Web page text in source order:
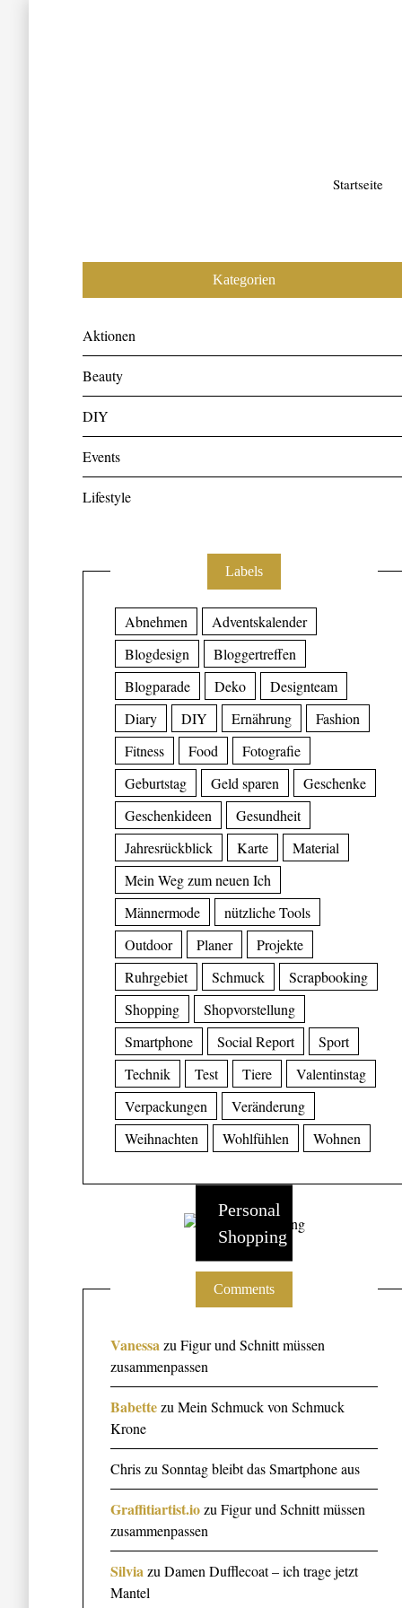
Startseite
Kategorien
Aktionen
Beauty
DIY
Events
Lifestyle
Labels
Abnehmen
Adventskalender
Blogdesign
Bloggertreffen
Blogparade
Deko
Designteam
Diary
DIY Ernährung
Fashion
Fitness
Food
Fotografie
Geburtstag
Geld sparen
Geschenke
Geschenkideen
Gesundheit
Jahresrückblick
Karte
Material
Mein Weg zum neuen Ich
Männermode
nützliche Tools
Outdoor
Planer
Projekte
Ruhrgebiet
Schmuck
Scrapbooking
Shopping
Shopvorstellung
Smartphone
Social Report
Sport
Technik
Test Tiere
Valentinstag
Verpackungen
Veränderung
Weihnachten
Wohlfühlen Wohnen
Personal
Shopping
Comments
VanessazuFigur und Schnitt müssen
zusammenpassen
BabettezuMein Schmuck von Schmuck
Krone
ChriszuSonntag bleibt das Smartphone aus
Graffitiartist.iozuFigur und Schnitt müssen
zusammenpassen
SilviazuDamen Dufflecoat – ich trage jetzt
Mantel